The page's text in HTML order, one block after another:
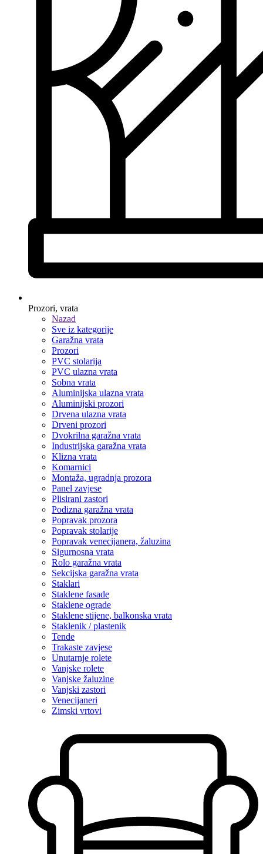
Prozori, vrata
Nazad
Sve iz kategorije
Garažna vrata
Prozori
PVC stolarija
PVC ulazna vrata
Sobna vrata
Aluminijska ulazna vrata
Aluminijski prozori
Drvena ulazna vrata
Drveni prozori
Dvokrilna garažna vrata
Industrijska garažna vrata
Klizna vrata
Komarnici
Montaža, ugradnja prozora
Panel zavjese
Plisirani zastori
Podizna garažna vrata
Popravak prozora
Popravak stolarije
Popravak venecijanera, žaluzina
Sigurnosna vrata
Rolo garažna vrata
Sekcijska garažna vrata
Staklari
Staklene fasade
Staklene ograde
Staklene stijene, balkonska vrata
Staklenik / plastenik
Tende
Trakaste zavjese
Unutarnje rolete
Vanjske rolete
Vanjske žaluzine
Vanjski zastori
Venecijaneri
Zimski vrtovi